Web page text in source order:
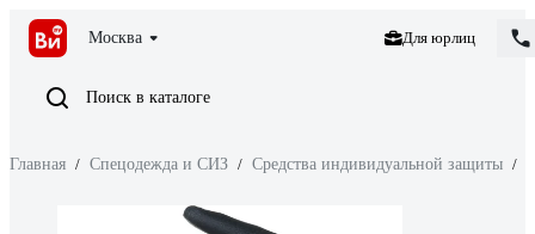
Москва Для юрлиц
Поиск в каталоге
Главная / Спецодежда и СИЗ / Средства индивидуальной защиты /